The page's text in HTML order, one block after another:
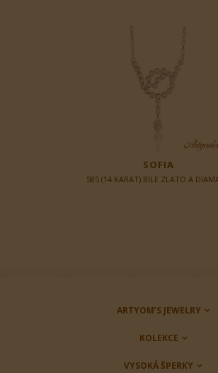
SOFIA
585 (14 KARAT) BILE ZLATO A
ARTYOM’S JEWELRY
KOLEKCE
VYSOKÁ ŠPERKY